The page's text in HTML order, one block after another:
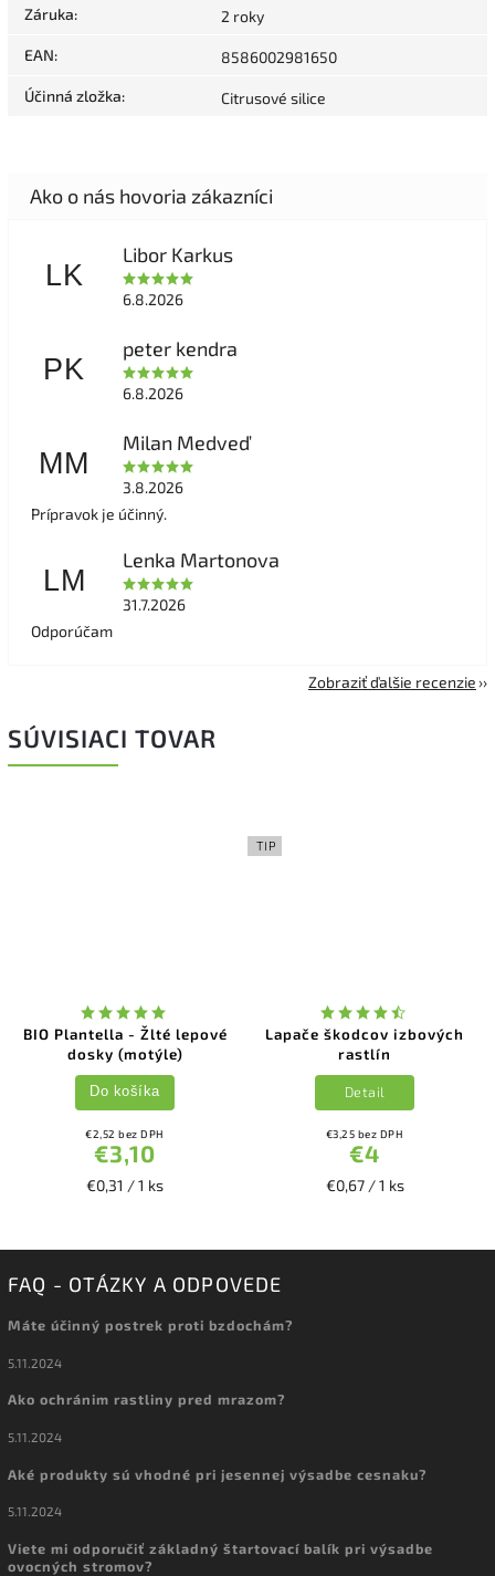
Záruka: 2 roky
EAN: 8586002981650
Účinná zložka: Citrusové silice
LK
Libor Karkus
6.8.2026
PK
peter kendra
6.8.2026
MM
Milan Medveď
3.8.2026
Prípravok je účinný.
LM
Lenka Martonova
31.7.2026
Odporúčam
Zobraziť ďalšie recenzie
SÚVISIACI TOVAR
BIO Plantella - Žlté lepové
dosky (motýle)
€2,52 bez DPH
€3,10
€0,31 / 1 ks
Do košíka
TIP
Lapače škodcov izbových
rastlín
€3,25 bez DPH
€4
€0,67 / 1 ks
Detail
FAQ - OTÁZKY A ODPOVEDE
Máte účinný postrek proti bzdochám?
5.11.2024
Ako ochránim rastliny pred mrazom?
5.11.2024
Aké produkty sú vhodné pri jesennej výsadbe cesnaku?
5.11.2024
Viete mi odporučiť základný štartovací balík pri výsadbe
ovocných stromov?